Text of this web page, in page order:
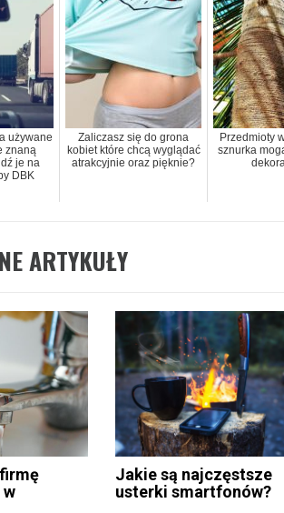
używane
znaną
je na
DBK
Zaliczasz się do grona
kobiet które chcą wyglądać
atrakcyjnie oraz pięknie?
Przedmioty
sznurka
ARTYKUŁY
Jakie są najczęstsze
usterki smartfonów?